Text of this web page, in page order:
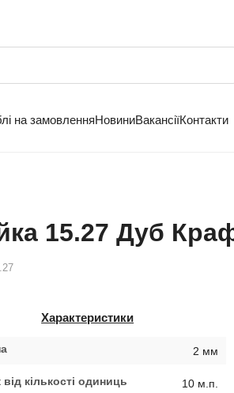
на замовленняНовиниВакансіїКонтакти
15.27 Дуб
Характеристики
2 мм
кількості одиниць 10 м.п.